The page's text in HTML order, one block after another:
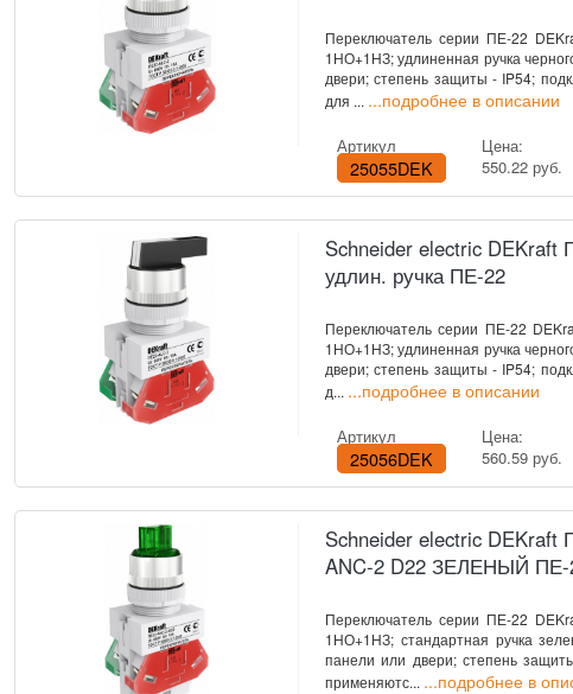
Переключатель серии ПЕ-22
1НО+1НЗ; удлиненная ручка
двери; степень защиты - IP54;
для ... ...подробнее в описании
Артикул
25055DEK
Цена:
550.22 руб.
Schneider electric DEKraft
удлин. ручка ПЕ-22
Переключатель серии ПЕ-22
1НО+1НЗ; удлиненная ручка
двери; степень защиты - IP54;
д... ...подробнее в описании
Артикул
25056DEK
Цена:
560.59 руб.
Schneider electric DEKraft
ANC-2 D22 ЗЕЛЕНЫЙ ПЕ-
Переключатель серии ПЕ-22
1НО+1НЗ; стандартная ручка
панели или двери; степень
применяютс... ...подробнее в